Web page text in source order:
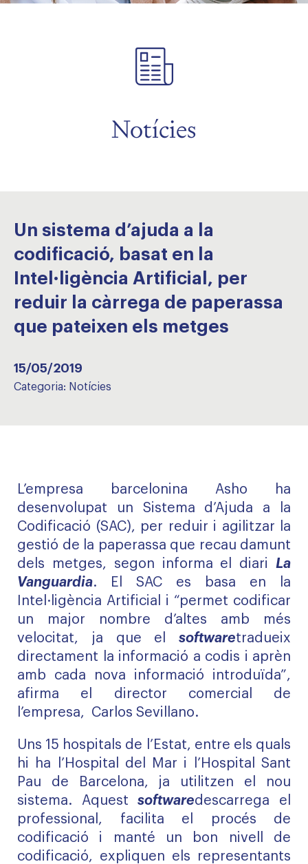
Notícies
Un sistema d’ajuda a la
codificació, basat en la
Intel·ligència Artificial, per
reduir la càrrega de paperassa
que pateixen els metges
15/05/2019
Categoria: Notícies
L’empresa barcelonina Asho ha
desenvolupat un Sistema d’Ajuda a la
Codificació (SAC), per reduir i agilitzar la
gestió de la paperassa que recau damunt
dels metges, segon informa el diari La
Vanguardia. El SAC es basa en la
Intel·ligència Artificial i “permet codificar
un major nombre d’altes amb més
velocitat, ja que el softwaretradueix
directament la informació a codis i aprèn
amb cada nova informació introduïda”,
afirma el director comercial de
l’empresa, Carlos Sevillano.
Uns 15 hospitals de l’Estat, entre els quals
hi ha l’Hospital del Mar i l’Hospital Sant
Pau de Barcelona, ja utilitzen el nou
sistema. Aquestsoftwaredescarrega el
professional, facilita el procés de
codificació i manté un bon nivell de
codificació, expliquen els representants